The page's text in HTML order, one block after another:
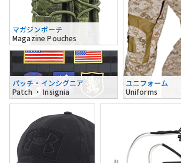
マガジンポーチ
Magazine Pouches
パッチ・インシグニア
Patch ・ Insignia
ユニフォーム
Uniforms